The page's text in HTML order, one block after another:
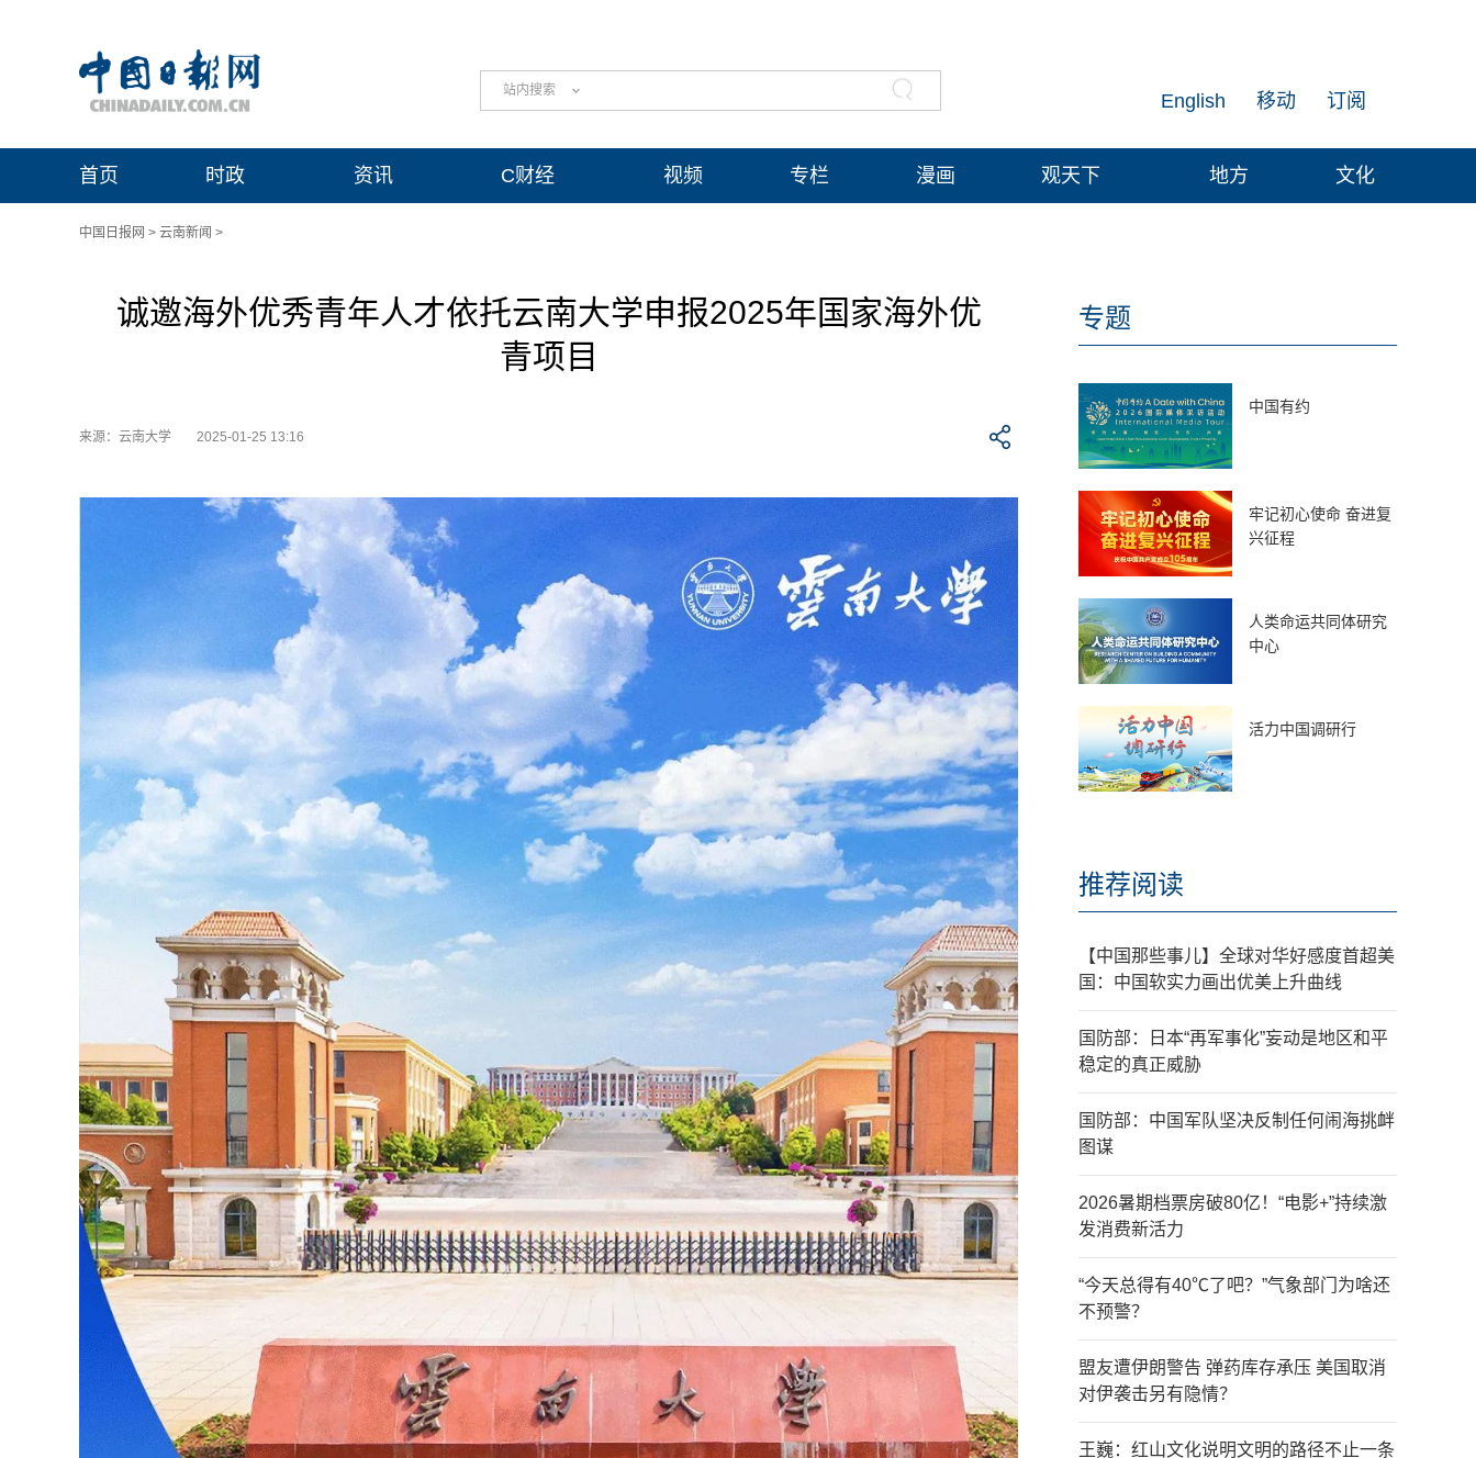
站内搜索 订阅
移动
English
首页 时政 资讯 C财经 视频 专栏 漫画 观天下 地方 文化
中国日报网 > 云南新闻 >
诚邀海外优秀青年人才依托云南大学申报2025年国家海外优
青项目
来源：云南大学 2025-01-25 13:16
专题
中国有约
牢记初心使命 奋进复
兴征程
人类命运共同体研究
中心
活力中国调研行
推荐阅读
【中国那些事儿】全球对华好感度首超美
国：中国软实力画出优美上升曲线
国防部：日本“再军事化”妄动是地区和平
稳定的真正威胁
国防部：中国军队坚决反制任何闹海挑衅
图谋
2026暑期档票房破80亿！“电影+”持续激
发消费新活力
“今天总得有40℃了吧？”气象部门为啥还
不预警？
盟友遭伊朗警告 弹药库存承压 美国取消
对伊袭击另有隐情？
王巍：红山文化说明文明的路径不止一条